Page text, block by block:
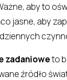
aby to
jasne, aby
zadanioweto
źródło